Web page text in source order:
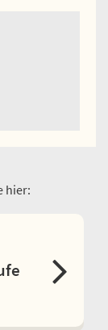
hier: